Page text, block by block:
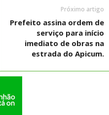
Próximo artigo
Prefeito assina ordem de
serviço para início
imediato de obras na
estrada do Apicum.